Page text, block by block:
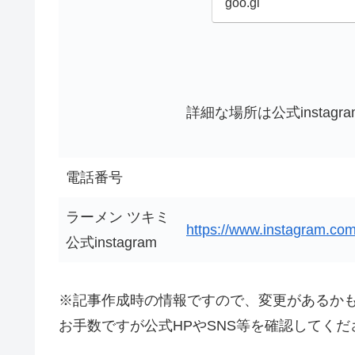
詳細な場所は公式
電話番号
ラーメン ツキミ
公式instagram
https://
※記事作成時の情報ですので、変更があるか
お手数ですが公式HPやSNS等を確認してくだ